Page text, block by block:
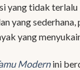
yang tidak terlalu
yang
yang
Modernini